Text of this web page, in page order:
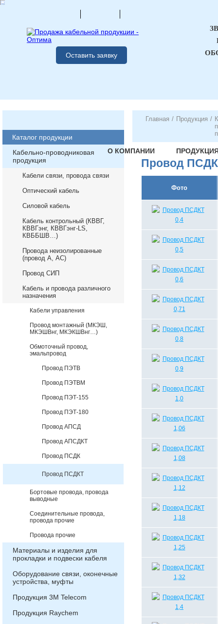
Оставить заявку
О КОМПАНИИ
Каталог продукции
Кабельно-проводниковая
продукция
Кабели связи, провода связи
Оптический кабель
Силовой кабель
Кабель контрольный (КВВГ,
КВВГэнг, КВВГэнг-LS,
КВББШВ…)
Провода неизолированные
(провод А, АС)
Провод СИП
Кабель и провода различного
назначения
Кабели управления
Провод монтажный (МКЭШ,
МКЭШВнг, МКЭКШВнг…)
Обмоточный провод,
эмальпровод
Провод ПЭТВ
Провод ПЭТВМ
Провод ПЭТ-155
Провод ПЭТ-180
Провод АПСД
Провод АПСДКТ
Провод ПСДК
Провод ПСДКТ
Бортовые провода, провода
выводные
Соединительные провода,
провода прочие
Провода прочие
Материалы и изделия для
прокладки и подвески кабеля
Оборудование связи, оконечные
устройства, муфты
Продукция 3М Telecom
Продукция Raychem
Главная / Продукция /
Провод
Фото